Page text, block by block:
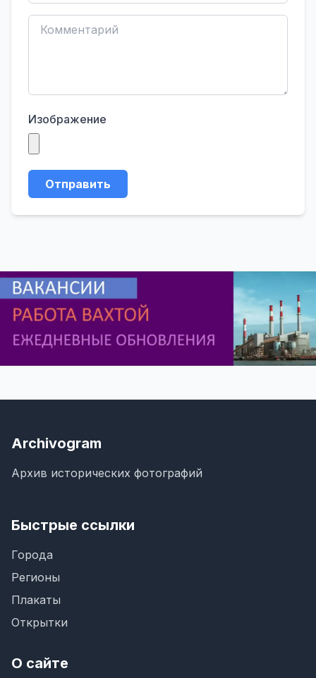
Изображение
Отправить
Archivogram
Архив исторических фотографий
Быстрые ссылки
Города
Регионы
Плакаты
Открытки
О сайте